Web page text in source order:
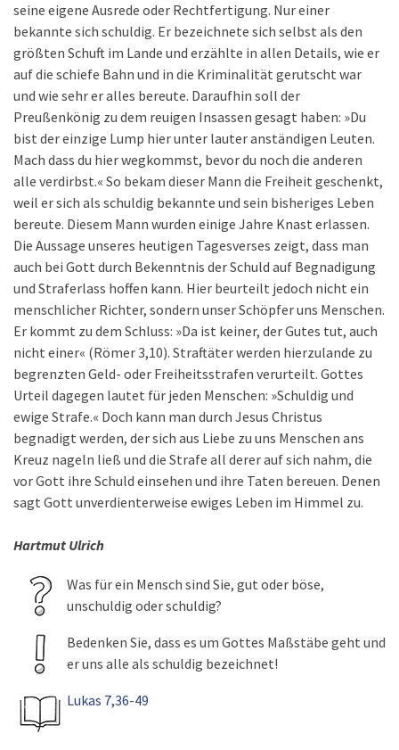
seine eigene Ausrede oder Rechtfertigung. Nur einer
bekannte sich schuldig. Er bezeichnete sich selbst als den
größten Schuft im Lande und erzählte in allen Details, wie er
auf die schiefe Bahn und in die Kriminalität gerutscht war
und wie sehr er alles bereute. Daraufhin soll der
Preußenkönig zu dem reuigen Insassen gesagt haben: »Du
bist der einzige Lump hier unter lauter anständigen Leuten.
Mach dass du hier wegkommst, bevor du noch die anderen
alle verdirbst.« So bekam dieser Mann die Freiheit geschenkt,
weil er sich als schuldig bekannte und sein bisheriges Leben
bereute. Diesem Mann wurden einige Jahre Knast erlassen.
Die Aussage unseres heutigen Tagesverses zeigt, dass man
auch bei Gott durch Bekenntnis der Schuld auf Begnadigung
und Straferlass hoffen kann. Hier beurteilt jedoch nicht ein
menschlicher Richter, sondern unser Schöpfer uns Menschen.
Er kommt zu dem Schluss: »Da ist keiner, der Gutes tut, auch
nicht einer« (Römer 3,10). Straftäter werden hierzulande zu
begrenzten Geld- oder Freiheitsstrafen verurteilt. Gottes
Urteil dagegen lautet für jeden Menschen: »Schuldig und
ewige Strafe.« Doch kann man durch Jesus Christus
begnadigt werden, der sich aus Liebe zu uns Menschen ans
Kreuz nageln ließ und die Strafe all derer auf sich nahm, die
vor Gott ihre Schuld einsehen und ihre Taten bereuen. Denen
sagt Gott unverdienterweise ewiges Leben im Himmel zu.
Hartmut Ulrich
Was für ein Mensch sind Sie, gut oder böse,
unschuldig oder schuldig?
Bedenken Sie, dass es um Gottes Maßstäbe geht und
er uns alle als schuldig bezeichnet!
Lukas 7,36-49